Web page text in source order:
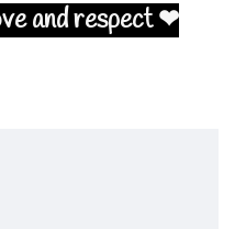
and respect ❤